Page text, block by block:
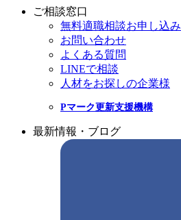
ご相談窓口
無料適職相談お申し込み
お問い合わせ
よくある質問
LINEで相談
人材をお探しの企業様
Pマーク更新支援機構
最新情報・ブログ